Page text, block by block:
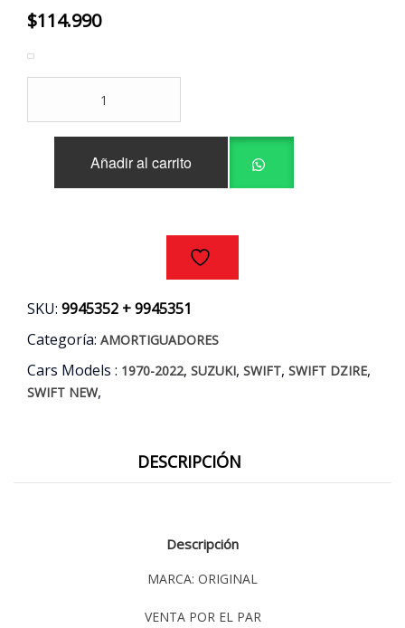
$114.990
AMORTIGUADORES
DELANTEROS
Añadir al carrito
SKU: 9945352 + 9945351
Categoría: AMORTIGUADORES
Cars Models : 1970-2022, SUZUKI, SWIFT, SWIFT DZIRE,
SWIFT NEW,
DESCRIPCIÓN
Descripción
MARCA: ORIGINAL
VENTA POR EL PAR